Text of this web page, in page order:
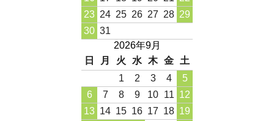
23 24 25 26 27 28 29
30 31
2026年9月
日
月 火 水 木 金
土
1
2 3 4
5
6
7 8 9 10 11 12
13 14 15 16 17 18 19